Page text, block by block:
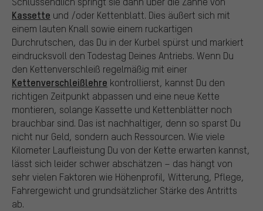
Kassette und /oder Kettenblatt. Dies äußert sich mit
einem lauten Knall sowie einem ruckartigen
Durchrutschen, das Du in der Kurbel spürst und markiert
eindrucksvoll den Todestag Deines Antriebs. Wenn Du
den Kettenverschleiß regelmäßig mit einer
Kettenverschleißlehre kontrollierst, kannst Du den
richtigen Zeitpunkt abpassen und eine neue Kette
montieren, solange Kassette und Kettenblätter noch
brauchbar sind. Das ist nachhaltiger, denn so sparst Du
nicht nur Geld, sondern auch Ressourcen. Wie viele
Kilometer Laufleistung Du von der Kette erwarten kannst,
lässt sich leider schwer abschätzen – das hängt von
sehr vielen Faktoren wie Höhenprofil, Witterung, Pflege,
Fahrergewicht und grundsätzlicher Stärke des Antritts
ab.